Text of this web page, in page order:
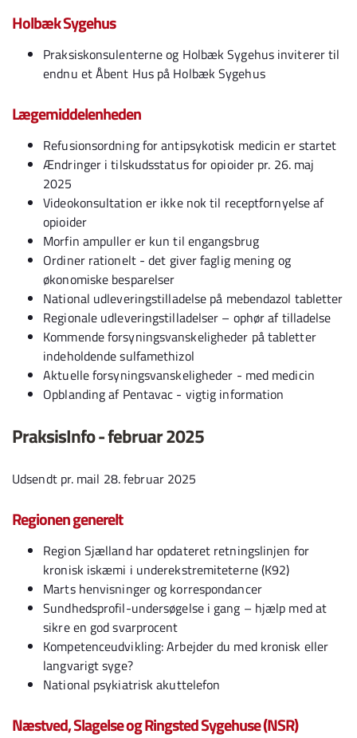
Holbæk Sygehus
Praksiskonsulenterne og Holbæk Sygehus inviterer til
endnu et Åbent Hus på Holbæk Sygehus
Lægemiddelenheden
Refusionsordning for antipsykotisk medicin er startet
Ændringer i tilskudsstatus for opioider pr. 26. maj
2025
Videokonsultation er ikke nok til receptfornyelse af
opioider
Morfin ampuller er kun til engangsbrug
Ordiner rationelt - det giver faglig mening og
økonomiske besparelser
National udleveringstilladelse på mebendazol tabletter
Regionale udleveringstilladelser – ophør af tilladelse
Kommende forsyningsvanskeligheder på tabletter
indeholdende sulfamethizol
Aktuelle forsyningsvanskeligheder - med medicin
Opblanding af Pentavac - vigtig information
PraksisInfo - februar 2025
Udsendt pr. mail 28. februar 2025
Regionen generelt
Region Sjælland har opdateret retningslinjen for
kronisk iskæmi i underekstremiteterne (K92)
Marts henvisninger og korrespondancer
Sundhedsprofil-undersøgelse i gang – hjælp med at
sikre en god svarprocent
Kompetenceudvikling: Arbejder du med kronisk eller
langvarigt syge?
National psykiatrisk akuttelefon
Næstved, Slagelse og Ringsted Sygehuse (NSR)